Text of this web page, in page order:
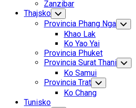
Menu
Zanzibar
Thajsko Toggle
Child
Menu
Provincia Phang Nga Toggle
Child
Khao Lak
Ko Yao Yai
Provincia Phuket
Provincia Surat Thani Toggle
Child
Ko Samui
Provincia Trat Toggle
Child
Menu
Ko Chang
Tunisko